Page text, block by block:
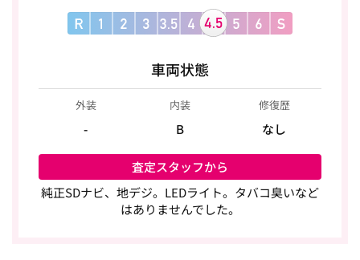
車両状態
外装
-
内装
B
修復歴
なし
査定スタッフから
純正SDナビ、地デジ。LEDライト。タバコ臭いなど
はありませんでした。